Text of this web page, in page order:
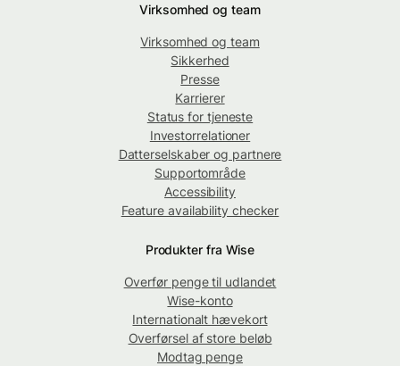
Virksomhed og team
Virksomhed og team
Sikkerhed
Presse
Karrierer
Status for tjeneste
Investorrelationer
Datterselskaber og partnere
Supportområde
Accessibility
Feature availability checker
Produkter fra Wise
Overfør penge til udlandet
Wise-konto
Internationalt hævekort
Overførsel af store beløb
Modtag penge